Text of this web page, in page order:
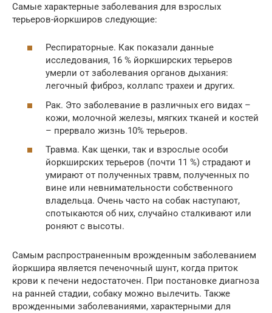
Самые характерные заболевания для взрослых
терьеров-йоркширов следующие:
Респираторные. Как показали данные
исследования, 16 % йоркширских терьеров
умерли от заболевания органов дыхания:
легочный фиброз, коллапс трахеи и других.
Рак. Это заболевание в различных его видах –
кожи, молочной железы, мягких тканей и костей
– прервало жизнь 10% терьеров.
Травма. Как щенки, так и взрослые особи
йоркширских терьеров (почти 11 %) страдают и
умирают от полученных травм, полученных по
вине или невнимательности собственного
владельца. Очень часто на собак наступают,
спотыкаются об них, случайно сталкивают или
роняют с высоты.
Самым распространенным врожденным заболеванием
йоркшира является печеночный шунт, когда приток
крови к печени недостаточен. При постановке диагноза
на ранней стадии, собаку можно вылечить. Также
врожденными заболеваниями, характерными для